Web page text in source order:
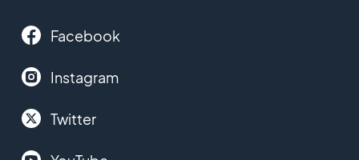
Facebook
Instagram
Twitter